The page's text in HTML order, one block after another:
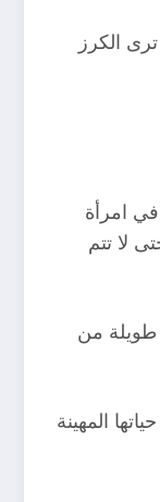
الكرز
امرأة
لا تتم
طويلة من
المهينة